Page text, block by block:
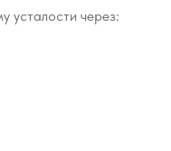
усталости через: